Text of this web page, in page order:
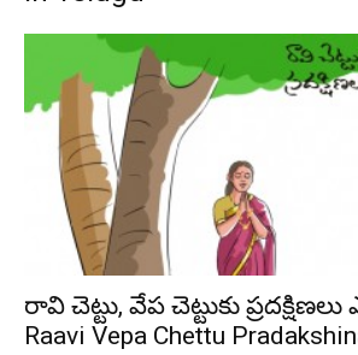
రావి చెట్టు, వేప చెట్టుకు ప్రదక్షిణలు
Raavi Vepa Chettu